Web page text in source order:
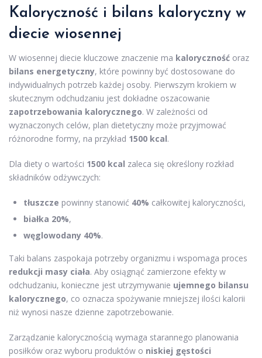
Kaloryczność i bilans kaloryczny w
diecie wiosennej
W wiosennej diecie kluczowe znaczenie ma kaloryczność oraz
bilans energetyczny, które powinny być dostosowane do
indywidualnych potrzeb każdej osoby. Pierwszym krokiem w
skutecznym odchudzaniu jest dokładne oszacowanie
zapotrzebowania kalorycznego. W zależności od
wyznaczonych celów, plan dietetyczny może przyjmować
różnorodne formy, na przykład 1500 kcal.
Dla diety o wartości 1500 kcal zaleca się określony rozkład
składników odżywczych:
tłuszcze powinny stanowić 40% całkowitej kaloryczności,
białka 20%,
węglowodany 40%.
Taki balans zaspokaja potrzeby organizmu i wspomaga proces
redukcji masy ciała. Aby osiągnąć zamierzone efekty w
odchudzaniu, konieczne jest utrzymywanie ujemnego bilansu
kalorycznego, co oznacza spożywanie mniejszej ilości kalorii
niż wynosi nasze dzienne zapotrzebowanie.
Zarządzanie kalorycznością wymaga starannego planowania
posiłków oraz wyboru produktów o niskiej gęstości